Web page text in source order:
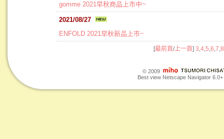
gomme 2021早秋商品上市中~
2021/08/27
ENFOLD 2021早秋新品上市~
[最前頁/上一頁] 3 4 5 6 7 8
© 2009
Best view Netscape Navigator